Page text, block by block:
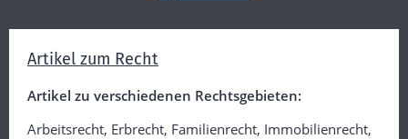
Artikel zum Recht
Artikel zu verschiedenen Rechtsgebieten:
Arbeitsrecht, Erbrecht, Familienrecht, Immobilienrecht,